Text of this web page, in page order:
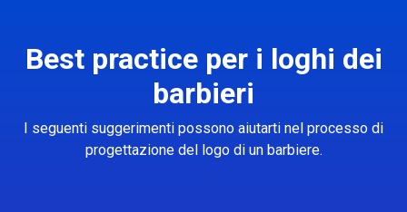
Best practice per i loghi dei
barbieri
I seguenti suggerimenti possono aiutarti nel processo di
progettazione del logo di un barbiere.